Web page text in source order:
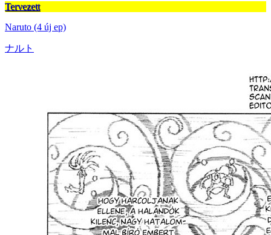
Tervezett
Naruto (4 új ep)
ナルト